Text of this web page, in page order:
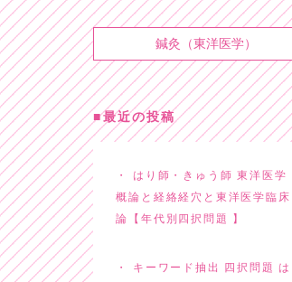
鍼灸（東洋医学）
最近の投稿
はり師・きゅう師 東洋医学
概論と経絡経穴と東洋医学臨床
論【年代別四択問題 】
キーワード抽出 四択問題 は